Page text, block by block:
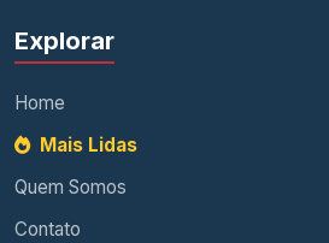
Explorar
Home
Mais Lidas
Quem Somos
Contato